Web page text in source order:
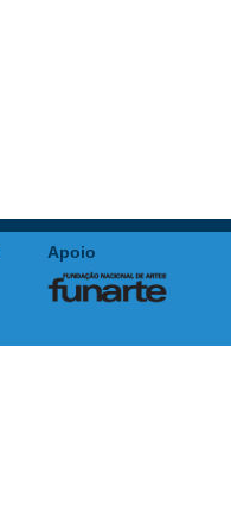
Apoio